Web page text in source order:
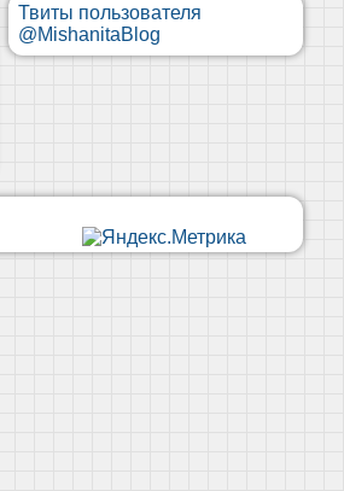
Твиты пользователя
@MishanitaBlog